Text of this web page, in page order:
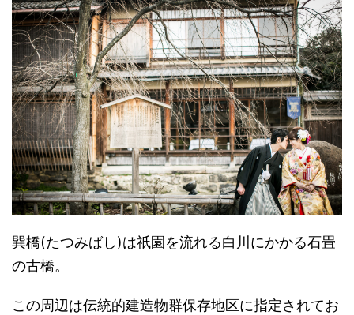
巽橋(たつみばし)は祇園を流れる白川にかかる石畳
の古橋。
この周辺は伝統的建造物群保存地区に指定されてお